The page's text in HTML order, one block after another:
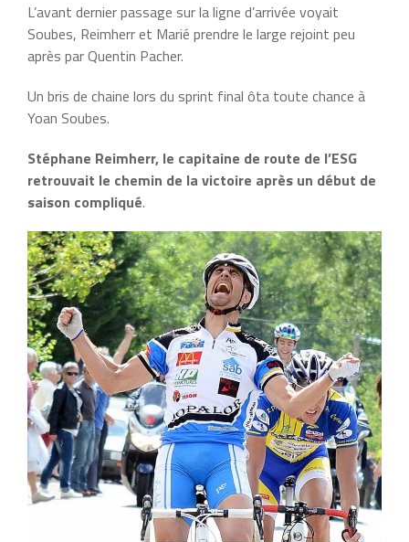
L’avant dernier passage sur la ligne d’arrivée voyait
Soubes, Reimherr et Marié prendre le large rejoint peu
après par Quentin Pacher.
Un bris de chaine lors du sprint final ôta toute chance à
Yoan Soubes.
Stéphane Reimherr, le capitaine de route de l’ESG
retrouvait le chemin de la victoire après un début de
saison compliqué.